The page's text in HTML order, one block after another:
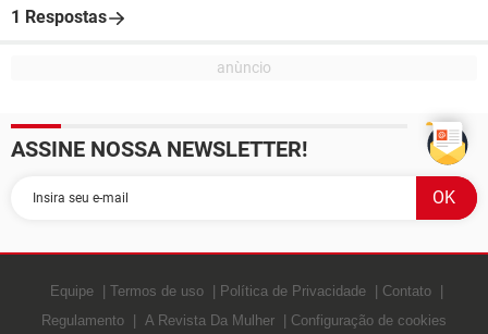
1 Respostas
ASSINE NOSSA NEWSLETTER!
Equipe Termos de uso Política de Privacidade
Contato
Regulamento
A Revista Da Mulher Configuração de cookies